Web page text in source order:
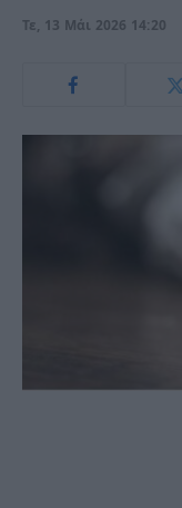
Τε, 13 Μάι 2026 14:20